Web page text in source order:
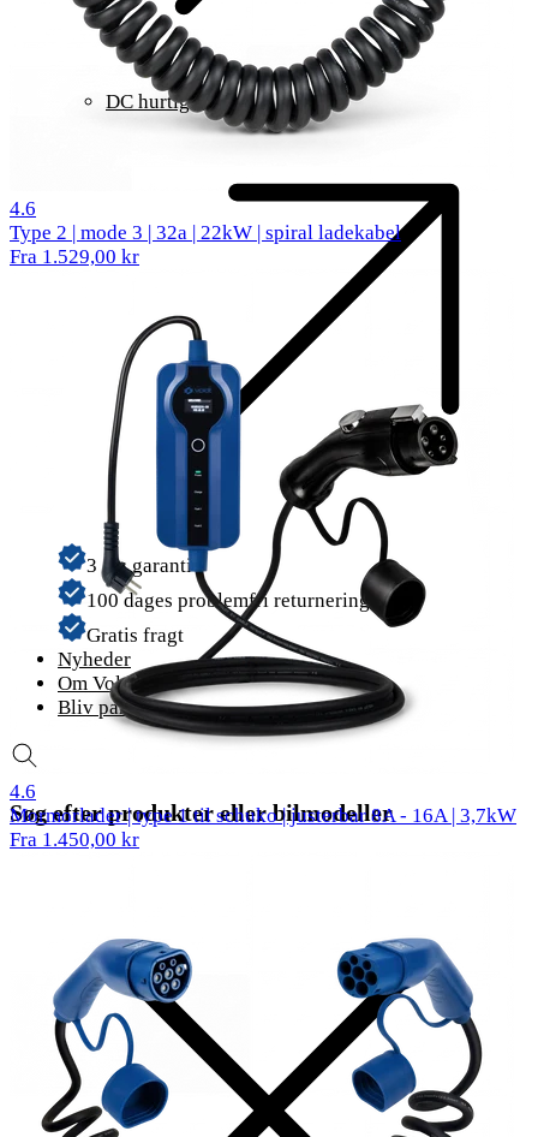
DC hurtigladning
3 års garanti
100 dages problemfri returnering
Gratis fragt
Nyheder
Om Voldt®
Bliv partner
Søg efter produkter eller bilmodeller
4.6
Type 2 | mode 3 | 32a | 22kW | spiral ladekabel
Fra 1.529,00 kr
4.6
Mormorlader | type 1 til schuko | justerbar 8A - 16A | 3,7kW
Fra 1.450,00 kr